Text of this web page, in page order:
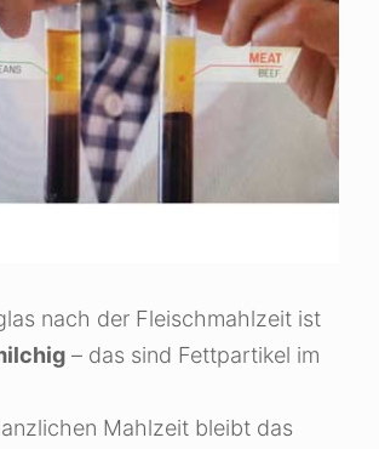
nach der Fleischmahlzeit ist
– das sind Fettpartikel im
Mahlzeit bleibt das